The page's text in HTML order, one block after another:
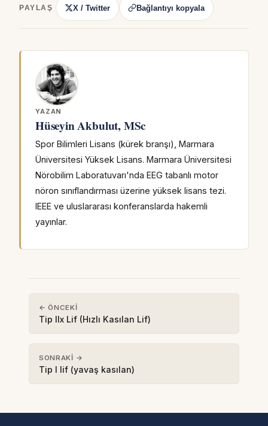
PAYLAŞ X / Twitter Bağlantıyı kopyala
YAZAN
Hüseyin Akbulut, MSc
Spor Bilimleri Lisans (kürek branşı), Marmara
Üniversitesi Yüksek Lisans. Marmara Üniversitesi
Nörobilim Laboratuvarı'nda EEG tabanlı motor
nöron sınıflandırması üzerine yüksek lisans tezi.
IEEE ve uluslararası konferanslarda hakemli
yayınlar.
← ÖNCEKI
Tip IIx Lif (Hızlı Kasılan Lif)
SONRAKI →
Tip I lif (yavaş kasılan)